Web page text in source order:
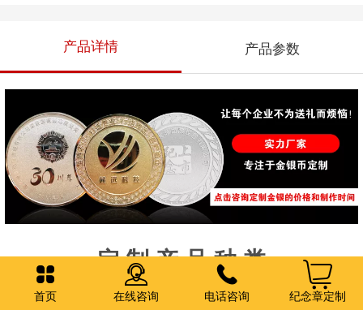
产品详情 产品参数
——定 制 产 品 种 类——
银币定制 金币定制
首页 在线咨询 电话咨询 纪念章定制